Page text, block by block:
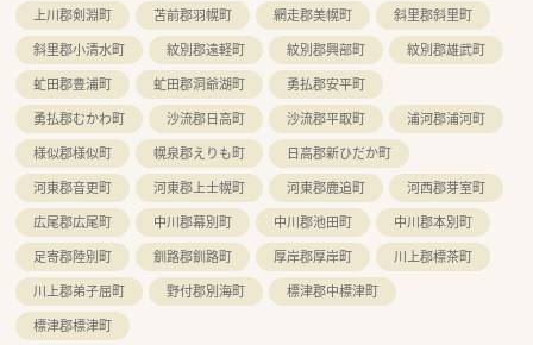
上川郡剣淵町
苫前郡羽幌町 網走郡美幌町
斜里郡斜里町
斜里郡小清水町
紋別郡遠軽町 紋別郡興部町
紋別郡雄武町
虻田郡豊浦町
虻田郡洞爺湖町
勇払郡安平町
勇払郡むかわ町
沙流郡日高町 沙流郡平取町
浦河郡浦河町
様似郡様似町
幌泉郡えりも町
日高郡新ひだか町
河東郡音更町
河東郡上士幌町 河東郡鹿追町
河西郡芽室町
広尾郡広尾町
中川郡幕別町 中川郡池田町
中川郡本別町
足寄郡陸別町
釧路郡釧路町 厚岸郡厚岸町
川上郡標茶町
川上郡弟子屈町
野付郡別海町
標津郡中標津町
標津郡標津町